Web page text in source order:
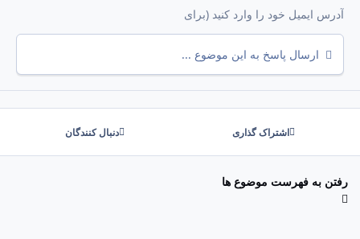
ارسال پاسخ به این موضوع ...
اشتراک گذاری دنبال کنندگان
رفتن به فهرست موضوع ها